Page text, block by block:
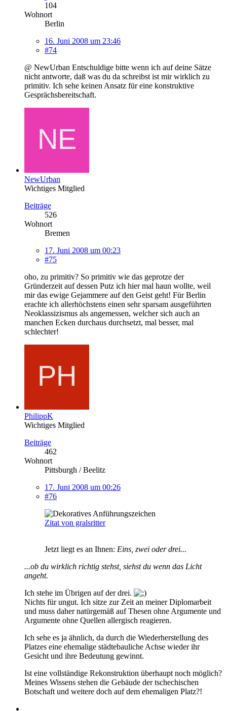
104
Wohnort
Berlin
16. Juni 2008 um 23:46
#74
@ NewUrban Entschuldige bitte wenn ich auf deine Sätze
nicht antworte, daß was du da schreibst ist mir wirklich zu
primitiv. Ich sehe keinen Ansatz für eine konstruktive
Gesprächsbereitschaft.
NewUrban
Wichtiges Mitglied
Beiträge
526
Wohnort
Bremen
17. Juni 2008 um 00:23
#75
oho, zu primitiv? So primitiv wie das geprotze der
Gründerzeit auf dessen Putz ich hier mal haun wollte, weil
mir das ewige Gejammere auf den Geist geht! Für Berlin
erachte ich allerhöchstens einen sehr sparsam ausgeführten
Neoklassizismus als angemessen, welcher sich auch an
manchen Ecken durchaus durchsetzt, mal besser, mal
schlechter!
PhilippK
Wichtiges Mitglied
Beiträge
462
Wohnort
Pittsburgh / Beelitz
17. Juni 2008 um 00:26
#76
Zitat von gralsritter
Jetzt liegt es an Ihnen: Eins, zwei oder drei...
...ob du wirklich richtig stehst, siehst du wenn das Licht
angeht.
Ich stehe im Übrigen auf der drei.
Nichts für ungut. Ich sitze zur Zeit an meiner Diplomarbeit
und muss daher natürgemäß auf Thesen ohne Argumente und
Argumente ohne Quellen allergisch reagieren.
Ich sehe es ja ähnlich, da durch die Wiederherstellung des
Platzes eine ehemalige städtebauliche Achse wieder ihr
Gesicht und ihre Bedeutung gewinnt.
Ist eine vollständige Rekonstruktion überhaupt noch möglich?
Meines Wissens stehen die Gebäude der tschechischen
Botschaft und weitere doch auf dem ehemaligen Platz?!